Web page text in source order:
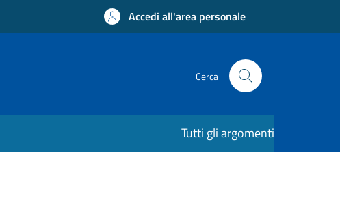
Accedi all'area personale
Cerca
Tutti gli argomenti